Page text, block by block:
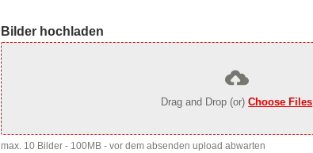
Bilder hochladen
Drag and Drop (or)Choose Files
max. 10 Bilder - 100MB - vor dem absenden upload abwarten